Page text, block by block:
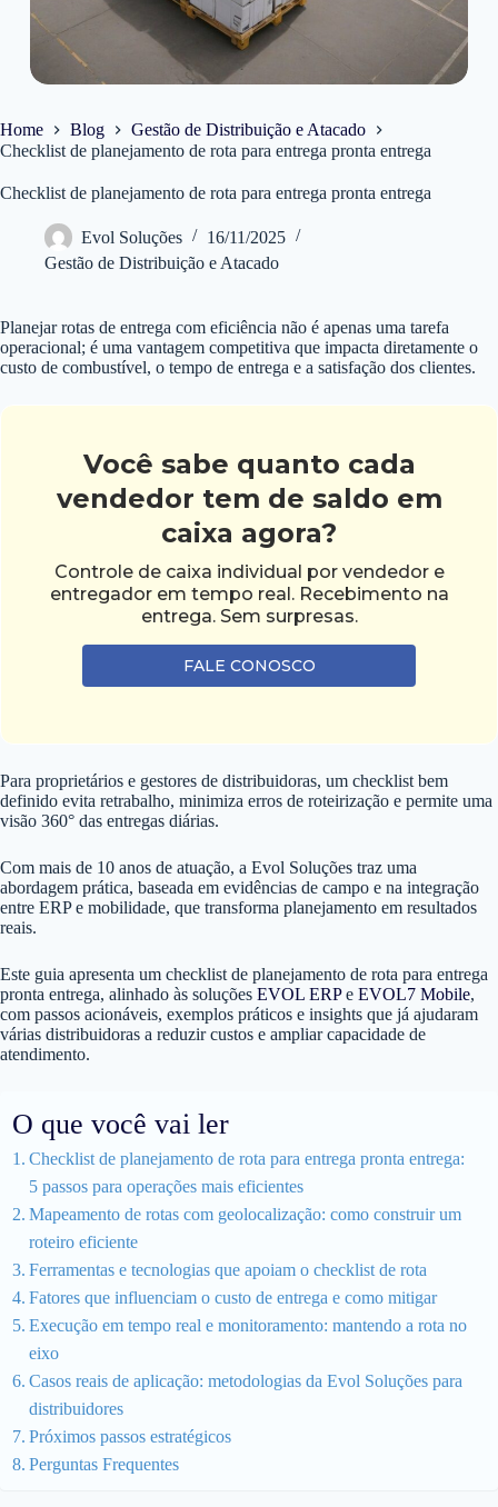
Home Blog
Gestão de Distribuição e Atacado
Checklist de planejamento de rota para entrega pronta entrega
Checklist de planejamento de rota para entrega pronta entrega
Evol Soluções
16/11/2025
Gestão de Distribuição e Atacado
Planejar rotas de entrega com eficiência não é apenas uma tarefa
operacional; é uma vantagem competitiva que impacta diretamente o
custo de combustível, o tempo de entrega e a satisfação dos clientes.
Você sabe quanto cada
vendedor tem de saldo em
caixa agora?
Controle de caixa individual por vendedor e
entregador em tempo real. Recebimento na
entrega. Sem surpresas.
FALE CONOSCO
Para proprietários e gestores de distribuidoras, um checklist bem
definido evita retrabalho, minimiza erros de roteirização e permite uma
visão 360° das entregas diárias.
Com mais de 10 anos de atuação, a Evol Soluções traz uma
abordagem prática, baseada em evidências de campo e na integração
entre ERP e mobilidade, que transforma planejamento em resultados
reais.
Este guia apresenta um checklist de planejamento de rota para entrega
pronta entrega, alinhado às soluções EVOL ERPe EVOL7 Mobile,
com passos acionáveis, exemplos práticos e insights que já ajudaram
várias distribuidoras a reduzir custos e ampliar capacidade de
atendimento.
O que você vai ler
Checklist de planejamento de rota para entrega pronta entrega:
5 passos para operações mais eficientes
Mapeamento de rotas com geolocalização: como construir um
roteiro eficiente
Ferramentas e tecnologias que apoiam o checklist de rota
Fatores que influenciam o custo de entrega e como mitigar
Execução em tempo real e monitoramento: mantendo a rota no
eixo
Casos reais de aplicação: metodologias da Evol Soluções para
distribuidores
Próximos passos estratégicos
Perguntas Frequentes